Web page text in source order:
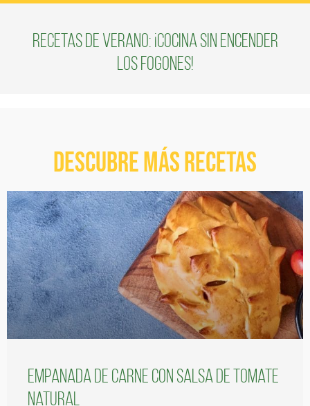
Recetas de verano: ¡cocina sin encender
los fogones!
Descubre más recetas
Empanada de carne con salsa de tomate
natural